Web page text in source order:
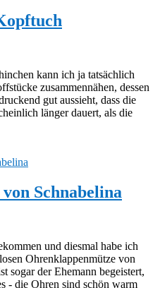
kann ich ja tatsächlich
zusammennähen, dessen
gut aussieht, dass die
länger dauert, als die
Schnabelina
und diesmal habe ich
Ohrenklappenmütze von
sogar der Ehemann begeistert,
- die Ohren sind schön warm